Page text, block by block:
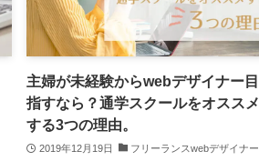
主婦が未経験からwebデザイナー目
指すなら？通学スクールをオススメ
する3つの理由。
2019年12月19日 フリーランスwebデザイナー